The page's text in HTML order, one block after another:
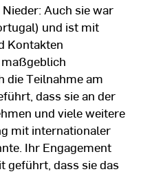
Auch sie war
und ist mit
Kontakten
die Teilnahme am
dass sie an der
und viele weitere
mit internationaler
Ihr Engagement
geführt, dass sie das